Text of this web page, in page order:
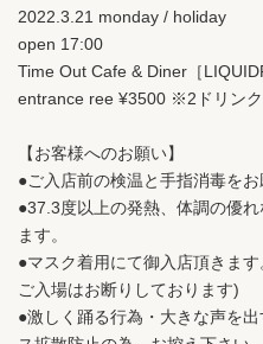
2022.3.21 monday / holiday
open 17:00
Time Out Cafe & Diner［
entrance ree ¥3500 ※2ドリンク
【お客様へのお願い】
●ご入店前の検温と手指消毒をお
●37.3度以上の発熱、体調の優
ます。
●マスク着用にて御入店頂きま
ご入場はお断りしております)
●激しく踊る行為・大きな声を